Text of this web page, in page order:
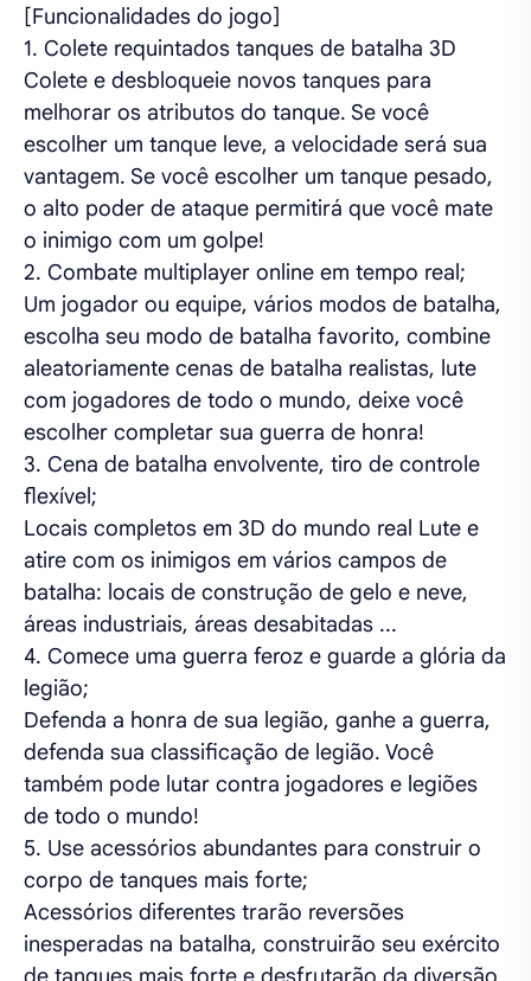
[Funcionalidades do jogo]
1. Colete requintados tanques de batalha 3D
Colete e desbloqueie novos tanques para
melhorar os atributos do tanque. Se você
escolher um tanque leve, a velocidade será sua
vantagem. Se você escolher um tanque pesado,
o alto poder de ataque permitirá que você mate
o inimigo com um golpe!
2. Combate multiplayer online em tempo real;
Um jogador ou equipe, vários modos de batalha,
escolha seu modo de batalha favorito, combine
aleatoriamente cenas de batalha realistas, lute
com jogadores de todo o mundo, deixe você
escolher completar sua guerra de honra!
3. Cena de batalha envolvente, tiro de controle
flexível;
Locais completos em 3D do mundo real Lute e
atire com os inimigos em vários campos de
batalha: locais de construção de gelo e neve,
áreas industriais, áreas desabitadas ...
4. Comece uma guerra feroz e guarde a glória da
legião;
Defenda a honra de sua legião, ganhe a guerra,
defenda sua classificação de legião. Você
também pode lutar contra jogadores e legiões
de todo o mundo!
5. Use acessórios abundantes para construir o
corpo de tanques mais forte;
Acessórios diferentes trarão reversões
inesperadas na batalha, construirão seu exército